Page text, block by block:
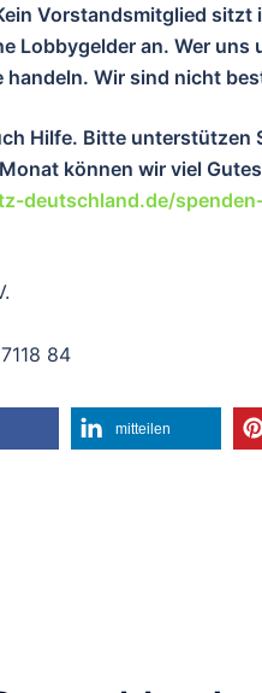
Vorstandsmitglied sitzt
Lobbygelder an. Wer
handeln. Wir sind nicht
Hilfe. Bitte unterstützen
können wir viel
deutschland.de/
84
mitteilen